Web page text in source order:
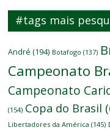
#tags mais
André (194) Botafogo (137)
Campeonato
Campeonato
(154) Copa do Brasil
Libertadores da América (145)